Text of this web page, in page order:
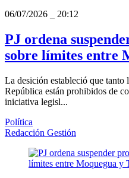
06/07/2026
20:12
PJ ordena
sobre límites entre
La desición estableció que
República están prohibidos de
iniciativa legisl...
Política
Redacción Gestión